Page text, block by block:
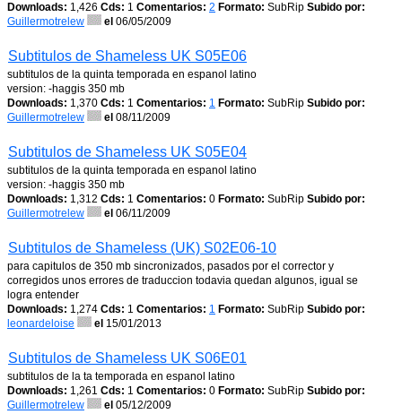
Downloads: 1,426 Cds: 1 Comentarios: 2 Formato: SubRip Subido por:
Guillermotrelew
el 06/05/2009
Subtitulos de Shameless UK S05E06
subtitulos de la quinta temporada en espanol latino
version: -haggis 350 mb
Downloads: 1,370 Cds: 1 Comentarios: 1 Formato: SubRip Subido por:
Guillermotrelew
el 08/11/2009
Subtitulos de Shameless UK S05E04
subtitulos de la quinta temporada en espanol latino
version: -haggis 350 mb
Downloads: 1,312 Cds: 1 Comentarios: 0 Formato: SubRip Subido por:
Guillermotrelew
el 06/11/2009
Subtitulos de Shameless (UK) S02E06-10
para capitulos de 350 mb sincronizados, pasados por el corrector y
corregidos unos errores de traduccion todavia quedan algunos, igual se
logra entender
Downloads: 1,274 Cds: 1 Comentarios: 1 Formato: SubRip Subido por:
leonardeloise
el 15/01/2013
Subtitulos de Shameless UK S06E01
subtitulos de la ta temporada en espanol latino
Downloads: 1,261 Cds: 1 Comentarios: 0 Formato: SubRip Subido por:
Guillermotrelew
el 05/12/2009